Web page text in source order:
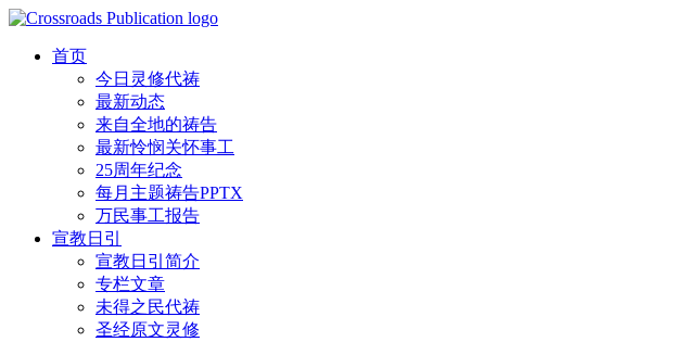
首页
今日灵修代祷
最新动态
来自全地的祷告
最新怜悯关怀事工
25周年纪念
每月主题祷告PPTX
万民事工报告
宣教日引
宣教日引简介
专栏文章
未得之民代祷
圣经原文灵修